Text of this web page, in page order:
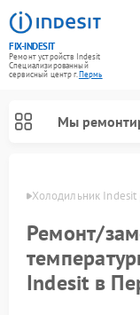
FIX-INDESIT
Ремонт устройств Indesit
Специализированный
cервисный центр г.Пермь
Мы
Холодильник Indesit
Ремонт/
Indesit в